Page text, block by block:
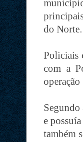
do Norte.
Policiais
com a
Segundo
e
também